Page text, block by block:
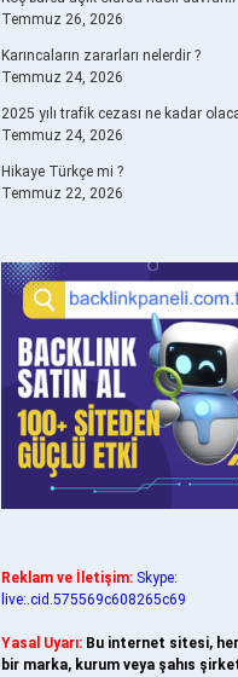
Temmuz 26, 2026
Karıncaların zararları nelerdir ?
Temmuz 24, 2026
2025 yılı trafik cezası ne kadar
Temmuz 24, 2026
Hikaye Türkçe mi ?
Temmuz 22, 2026
Reklam ve İletişim: Skype:
live:.cid.575569c608265c69
Yasal Uyarı: Bu internet sitesi,
bir marka, kurum veya şahıs